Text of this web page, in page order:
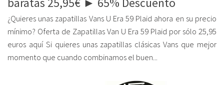
¿Quieres unas zapatillas Vans U Era 59 Plaid ahora en su precio
mínimo? Oferta de Zapatillas Van U Era 59 Plaid por sólo 25,95
euros aquí Si quieres unas zapatillas clásicas Vans que mejor
momento que cuando combinamos el buen...